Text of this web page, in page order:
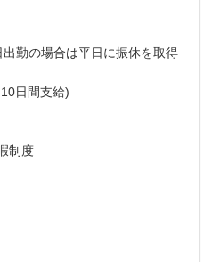
勤の場合は平日に振休を取得
日間支給)
制度